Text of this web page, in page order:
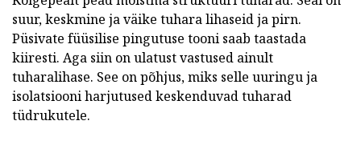
suur, keskmine ja väike tuhara lihaseid ja pirn.
Püsivate füüsilise pingutuse tooni saab taastada
kiiresti. Aga siin on ulatust vastused ainult
tuharalihase. See on põhjus, miks selle uuringu ja
isolatsiooni harjutused keskenduvad tuharad
tüdrukutele.